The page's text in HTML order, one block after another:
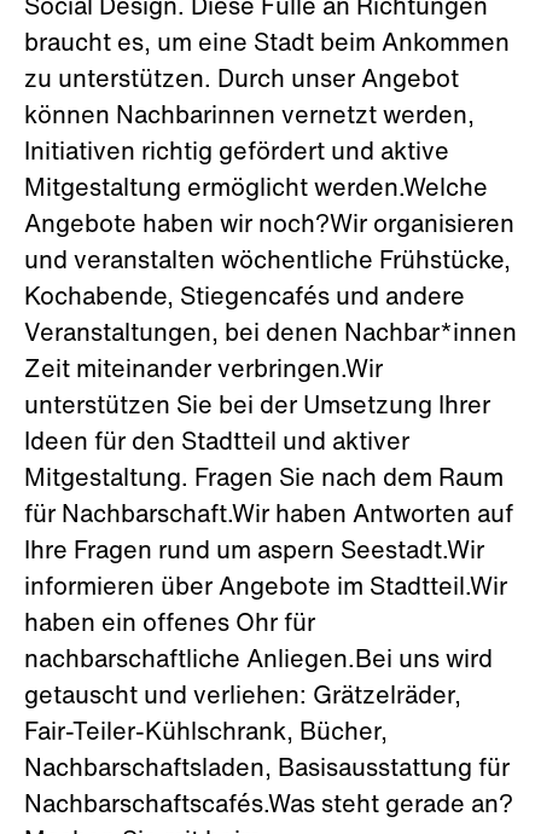
Social Design. Diese Fülle an Richtungen
braucht es, um eine Stadt beim Ankommen
zu unterstützen. Durch unser Angebot
können Nachbarinnen vernetzt werden,
Initiativen richtig gefördert und aktive
Mitgestaltung ermöglicht werden.Welche
Angebote haben wir noch?Wir organisieren
und veranstalten wöchentliche Frühstücke,
Kochabende, Stiegencafés und andere
Veranstaltungen, bei denen Nachbar*innen
Zeit miteinander verbringen.Wir
unterstützen Sie bei der Umsetzung Ihrer
Ideen für den Stadtteil und aktiver
Mitgestaltung. Fragen Sie nach dem Raum
für Nachbarschaft.Wir haben Antworten auf
Ihre Fragen rund um aspern Seestadt.Wir
informieren über Angebote im Stadtteil.Wir
haben ein offenes Ohr für
nachbarschaftliche Anliegen.Bei uns wird
getauscht und verliehen: Grätzelräder,
Fair-Teiler-Kühlschrank, Bücher,
Nachbarschaftsladen, Basisausstattung für
Nachbarschaftscafés.Was steht gerade an?